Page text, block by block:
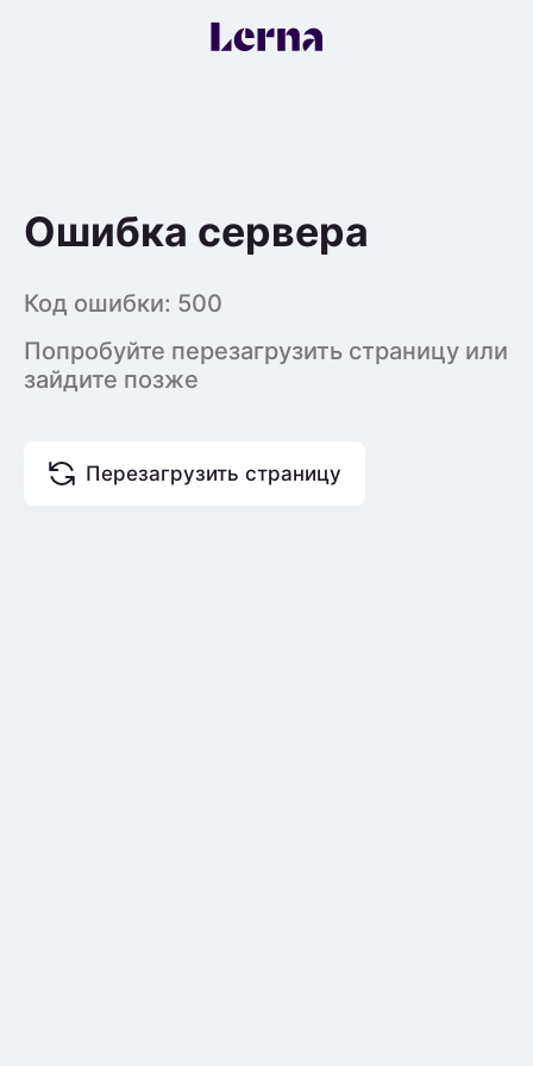
Ошибка сервера
Код ошибки: 500
Попробуйте перезагрузить страницу или
зайдите позже
Перезагрузить страницу